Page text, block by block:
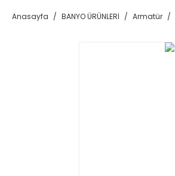
Anasayfa BANYO ÜRÜNLERİ Armatür